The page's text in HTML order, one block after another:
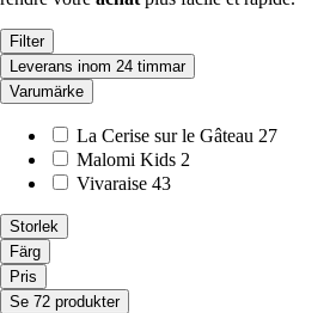
Filter
Leverans inom 24 timmar
Varumärke
La Cerise sur le Gâteau 27
Malomi Kids 2
Vivaraise 43
Storlek
Färg
Pris
Se 72 produkter